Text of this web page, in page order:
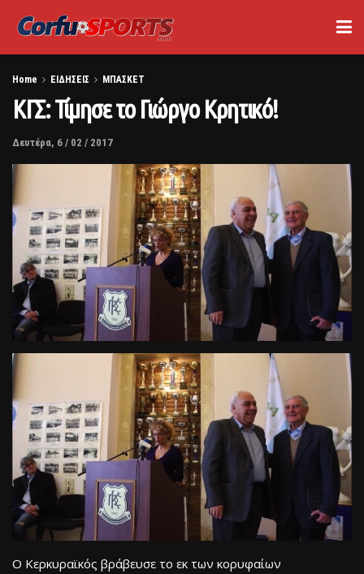
Home ΕΙΔΗΣΕΙΣ ΜΠΑΣΚΕΤ
ΚΓΣ: Τίμησε το Γιώργο Κρητικό!
Δευτέρα, 6 / 02 / 2017
Ο Κερκυραϊκός βράβευσε το εκ των κορυφαίων